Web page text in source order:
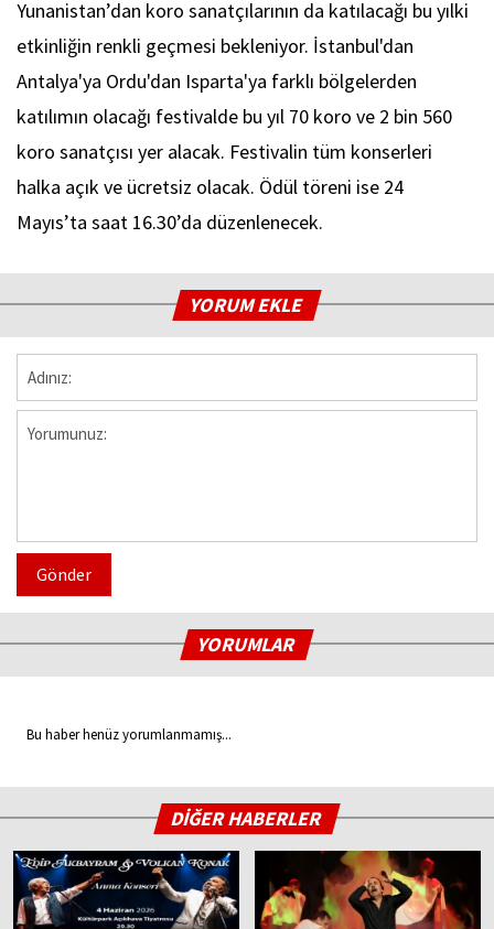
Yunanistan’dan koro sanatçılarının da katılacağı bu yılki
etkinliğin renkli geçmesi bekleniyor. İstanbul'dan
Antalya'ya Ordu'dan Isparta'ya farklı bölgelerden
katılımın olacağı festivalde bu yıl 70 koro ve 2 bin 560
koro sanatçısı yer alacak. Festivalin tüm konserleri
halka açık ve ücretsiz olacak. Ödül töreni ise 24
Mayıs’ta saat 16.30’da düzenlenecek.
YORUM EKLE
Gönder
YORUMLAR
Bu haber henüz yorumlanmamış...
DİĞER HABERLER